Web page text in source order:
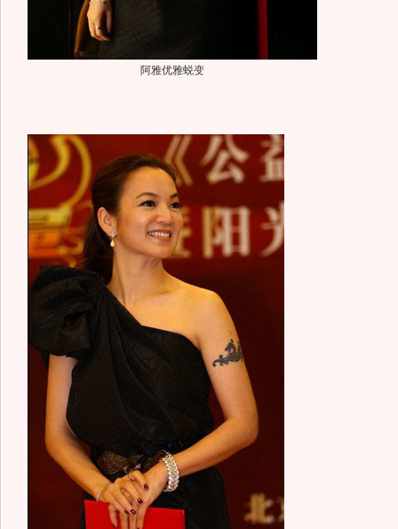
阿雅优雅蜕变